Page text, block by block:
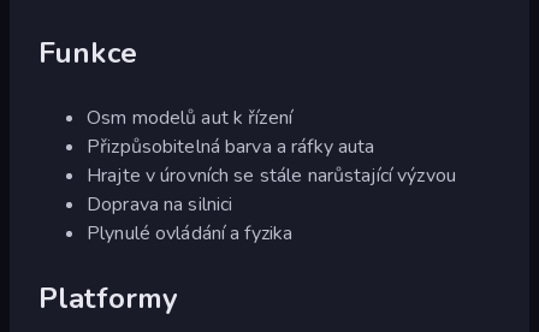
Funkce
Osm modelů aut k řízení
Přizpůsobitelná barva a ráfky auta
Hrajte v úrovních se stále narůstající výzvou
Doprava na silnici
Plynulé ovládání a fyzika
Platformy